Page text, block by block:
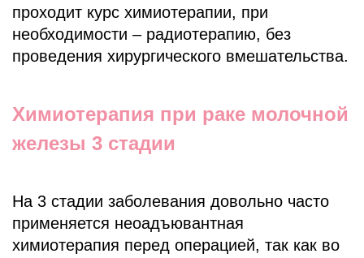
проходит курс химиотерапии, при
необходимости – радиотерапию, без
проведения хирургического вмешательства.
Химиотерапия при раке молочной
железы 3 стадии
На 3 стадии заболевания довольно часто
применяется неоадъювантная
химиотерапия перед операцией, так как во